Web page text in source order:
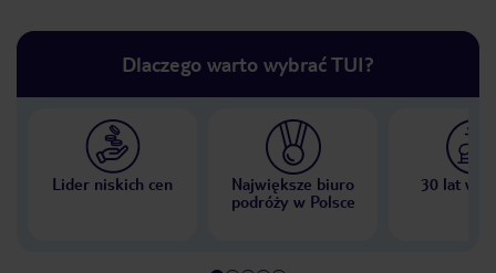
Dlaczego warto wybrać TUI?
Lider niskich cen
Największe biuro
podróży w Polsce
30 lat w